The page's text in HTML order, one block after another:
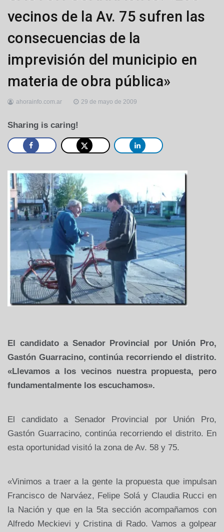
vecinos de la Av. 75 sufren las
consecuencias de la
imprevisión del municipio en
materia de obra pública»
ahorainfo.com.ar 29 de mayo de 2009
Sharing is caring!
El candidato a Senador Provincial por Unión Pro,
Gastón Guarracino, continúa recorriendo el distrito.
«Llevamos a los vecinos nuestra propuesta, pero
fundamentalmente los escuchamos».
El candidato a Senador Provincial por Unión Pro,
Gastón Guarracino, continúa recorriendo el distrito. En
esta oportunidad visitó la zona de Av. 58 y 75.
«Vinimos a traer a la gente la propuesta que impulsan
Francisco de Narváez, Felipe Solá y Claudia Rucci en
la Nación y que en la 5ta sección acompañamos con
Alfredo Meckievi y Cristina di Rado. Vamos a golpear